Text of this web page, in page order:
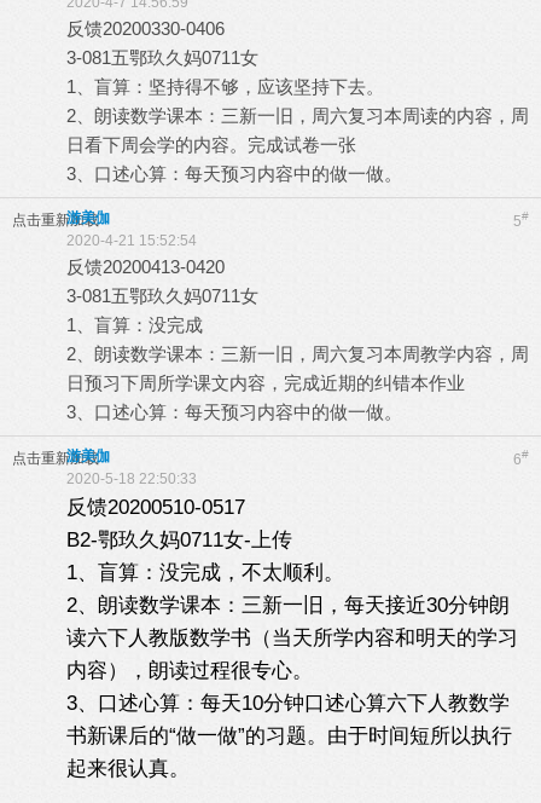
反馈20200330-0406
3-081五鄂玖久妈0711女
1、盲算：坚持得不够，应该坚持下去。
2、朗读数学课本：三新一旧，周六复习本周读的内容，周
日看下周会学的内容。完成试卷一张
3、口述心算：每天预习内容中的做一做。
点击重新加载 5#
游美伽
2020-4-21 15:52:54
反馈20200413-0420
3-081五鄂玖久妈0711女
1、盲算：没完成
2、朗读数学课本：三新一旧，周六复习本周教学内容，周
日预习下周所学课文内容，完成近期的纠错本作业
3、口述心算：每天预习内容中的做一做。
点击重新加载 6#
游美伽
2020-5-18 22:50:33
反馈20200510-0517
B2-鄂玖久妈0711女-上传
1、盲算：没完成，不太顺利。
2、朗读数学课本：三新一旧，每天接近30分钟朗
读六下人教版数学书（当天所学内容和明天的学习
内容），朗读过程很专心。
3、口述心算：每天10分钟口述心算六下人教数学
书新课后的“做一做”的习题。由于时间短所以执行
起来很认真。